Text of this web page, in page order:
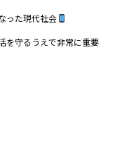
った現代社会
を守るうえで非常に重要